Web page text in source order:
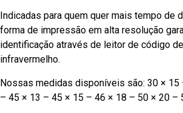
Indicadas para quem quer mais tempo de
forma de impressão em alta resolução
identificação através de leitor de código
infravermelho.
Nossas medidas disponíveis são: 30 × 15
– 45 × 13 – 45 × 15 – 46 × 18 – 50 × 20 –